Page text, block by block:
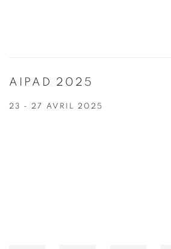
AIPAD 2025
23 - 27 AVRIL 2025